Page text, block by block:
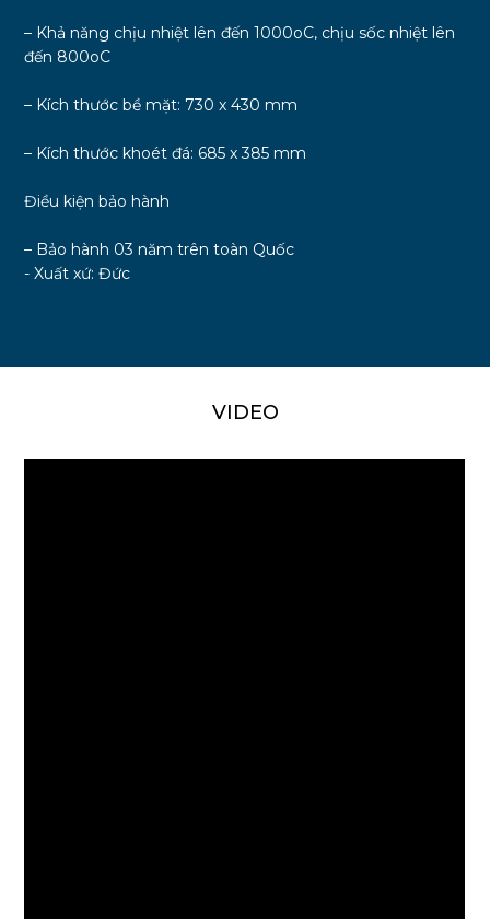
– Khả năng chịu nhiệt lên đến 1000oC, chịu sốc nhiệt lên
đến 800oC
– Kích thước bề mặt: 730 x 430 mm
– Kích thước khoét đá: 685 x 385 mm
Điều kiện bảo hành
– Bảo hành 03 năm trên toàn Quốc
- Xuất xứ: Đức
VIDEO